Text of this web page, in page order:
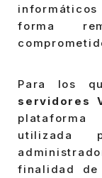
forma
Para los
servidores
utilizada
finalidad de